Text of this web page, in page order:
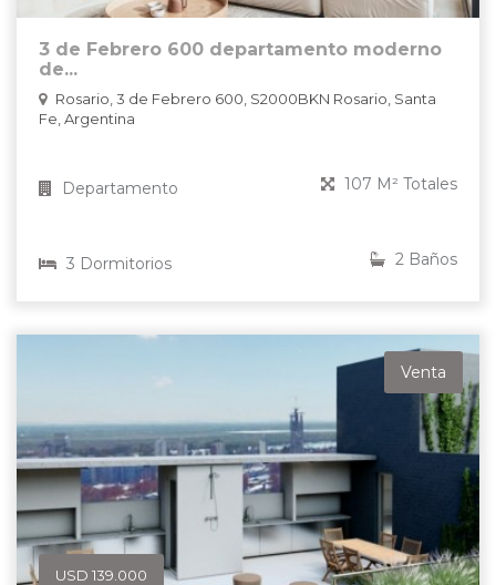
3 de Febrero 600 departamento moderno
de...
Rosario, 3 de Febrero 600, S2000BKN Rosario, Santa
Fe, Argentina
Departamento 107 M² Totales
3 Dormitorios 2 Baños
Venta
USD 139.000